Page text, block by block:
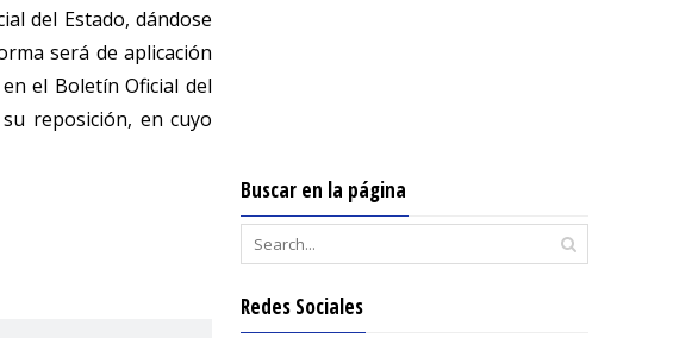
del Estado, dándose
será de aplicación
el Boletín Oficial del
reposición, en cuyo
Buscar en la página
Redes Sociales